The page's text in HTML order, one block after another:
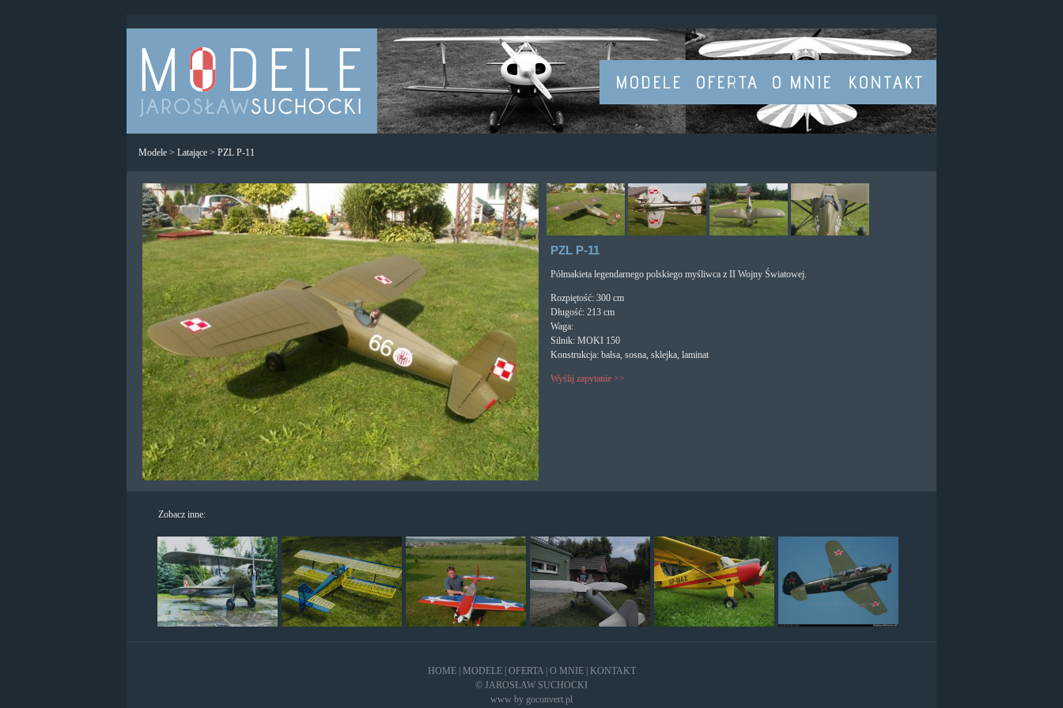
Modele > Latające > PZL P-11
PZL P-11
Półmakieta legendarnego polskiego myśliwca z II Wojny Światowej.
Rozpiętość: 300 cm
Długość: 213 cm
Waga:
Silnik: MOKI 150
Konstrukcja: balsa, sosna, sklejka, laminat
Wyślij zapytanie >>
Zobacz inne:
HOME| MODELE| OFERTA| O MNIE| KONTAKT
© JAROSŁAW SUCHOCKI
www by goconvert.pl